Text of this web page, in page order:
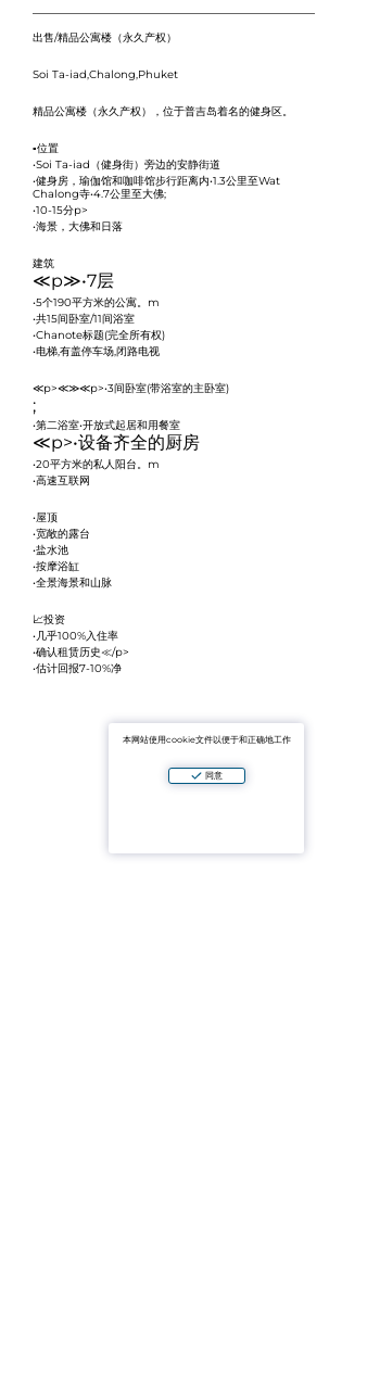
出售/精品公寓楼（永久产权）
Soi Ta-iad,Chalong,Phuket
精品公寓楼（永久产权），位于普吉岛着名的健身区。
▪位置
•Soi Ta-iad（健身街）旁边的安静街道
•健身房，瑜伽馆和咖啡馆步行距离内•1.3公里至Wat
Chalong寺•4.7公里至大佛;
•10-15分p>
•海景，大佛和日落
建筑
≪p≫•7层
•5个190平方米的公寓。m
•共15间卧室/11间浴室
•Chanote标题(完全所有权)
•电梯,有盖停车场,闭路电视
≪p>≪≫≪p>•3间卧室(带浴室的主卧室)
;
•第二浴室•开放式起居和用餐室
≪p>•设备齐全的厨房
•20平方米的私人阳台。m
•高速互联网
•屋顶
•宽敞的露台
•盐水池
•按摩浴缸
•全景海景和山脉
📈投资
•几乎100%入住率
•确认租赁历史≪/p>
•估计回报7-10%净
本网站使用cookie文件以便于和正确地工作
同意